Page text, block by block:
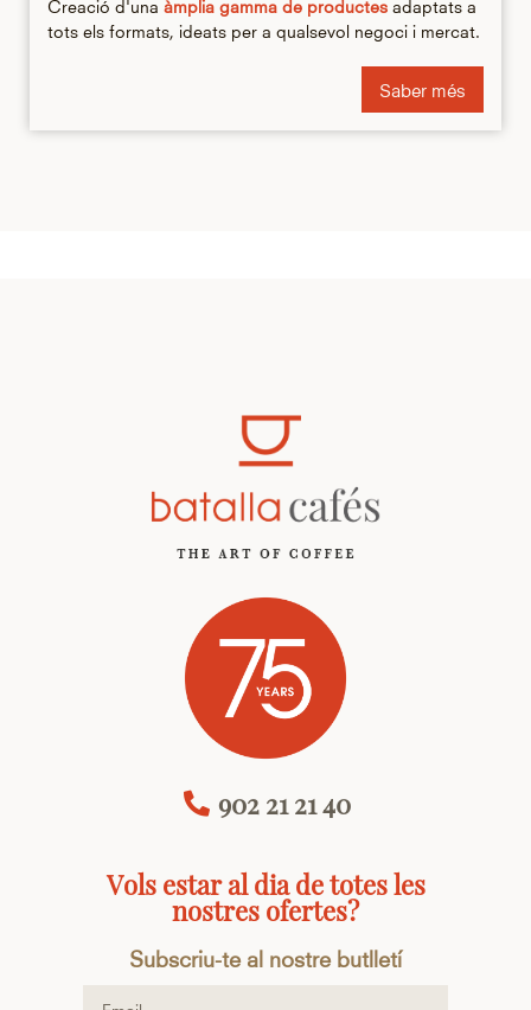
Creació d'una àmplia gamma de productes adaptats a
tots els formats, ideats per a qualsevol negoci i mercat.
Saber més
902 21 21 40
Vols estar al dia de totes les
nostres ofertes?
Subscriu-te al nostre butlletí